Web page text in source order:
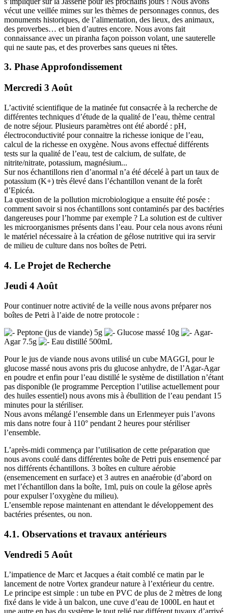
vécut une veillée mimes sur les thèmes de personnages connus, des
monuments historiques, de l’alimentation, des lieux, des animaux,
des proverbes… et bien d’autres encore. Nous avons fait
connaissance avec un piranha façon poisson volant, une sauterelle
qui ne saute pas, et des proverbes sans queues ni têtes.
3. Phase Approfondissement
Mercredi 3 Août
L’activité scientifique de la matinée fut consacrée à la recherche de
différentes techniques d’étude de la qualité de l’eau, thème central
de notre séjour. Plusieurs paramètres ont été abordé : pH,
électroconductivité pour connaitre la richesse ionique de l’eau,
calcul de la richesse en oxygène. Nous avons effectué différents
tests sur la qualité de l’eau, test de calcium, de sulfate, de
nitrite/nitrate, potassium, magnésium...
Sur nos échantillons rien d’anormal n’a été décelé à part un taux de
potassium (K+) très élevé dans l’échantillon venant de la forêt
d’Epicéa.
La question de la pollution microbiologique a ensuite été posée :
comment savoir si nos échantillons sont contaminés par des bactéries
dangereuses pour l’homme par exemple ? La solution est de cultiver
les microorganismes présents dans l’eau. Pour cela nous avons réuni
le matériel nécessaire à la création de gélose nutritive qui ira servir
de milieu de culture dans nos boîtes de Petri.
4. Le Projet de Recherche
Jeudi 4 Août
Pour continuer notre activité de la veille nous avons préparer nos
boîtes de Petri à l’aide de notre protocole :
Peptone (jus de viande) 5g
Glucose massé 10g
Agar-
Agar 7.5g
Eau distillé 500mL
Pour le jus de viande nous avons utilisé un cube MAGGI, pour le
glucose massé nous avons pris du glucose anhydre, de l’Agar-Agar
en poudre et enfin pour l’eau distillé le système de distillation n’étant
pas disponible (le programme Perception l’utilise actuellement pour
des huiles essentiel) nous avons mis à ébullition de l’eau pendant 15
minutes pour la stériliser.
Nous avons mélangé l’ensemble dans un Erlenmeyer puis l’avons
mis dans notre four à 110° pendant 2 heures pour stériliser
l’ensemble.
L’après-midi commença par l’utilisation de cette préparation que
nous avons coulé dans différentes boîte de Petri puis ensemencé par
nos différents échantillons. 3 boîtes en culture aérobie
(ensemencement en surface) et 3 autres en anaérobie (d’abord on
met l’échantillon dans la boîte, 1ml, puis on coule la gélose après
pour expulser l’oxygène du milieu).
L’ensemble repose maintenant en attendant le développement des
bactéries présentes, ou non.
4.1. Observations et travaux antérieurs
Vendredi 5 Août
L’impatience de Marc et Jacques a était comblé ce matin par le
lancement de notre Vortex grandeur nature à l’extérieur du centre.
Le principe est simple : un tube en PVC de plus de 2 mètres de long
fixé dans le vide à un balcon, une cuve d’eau de 1000L en haut et